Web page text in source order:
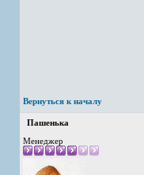
Вернуться к началу
Пашенька
Менеджер